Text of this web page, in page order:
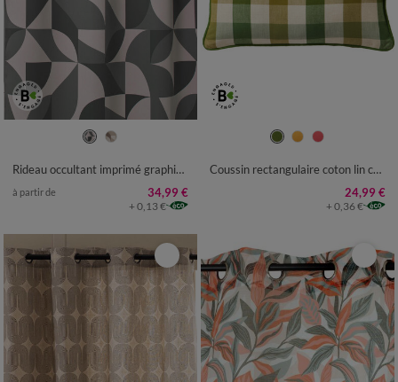
Rideau occultant imprimé graphique
à partir de 34,99 €
+ 0,13 €
Coussin rectangulaire coton lin carreaux
24,99 €
+ 0,36 €